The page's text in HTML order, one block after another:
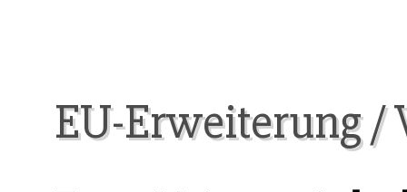
EU-Erweiterung /